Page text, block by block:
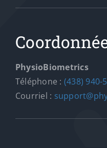
PhysioBiometrics
Téléphone : (438) 940-
Courriel :